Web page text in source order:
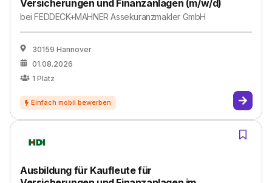
Versicherungen und Finanzanlagen (m/w/d)
beiFEDDECK+MAHNER Assekuranzmakler GmbH
30159 Hannover
01.08.2026
1 Platz
Ausbildung für Kaufleute für